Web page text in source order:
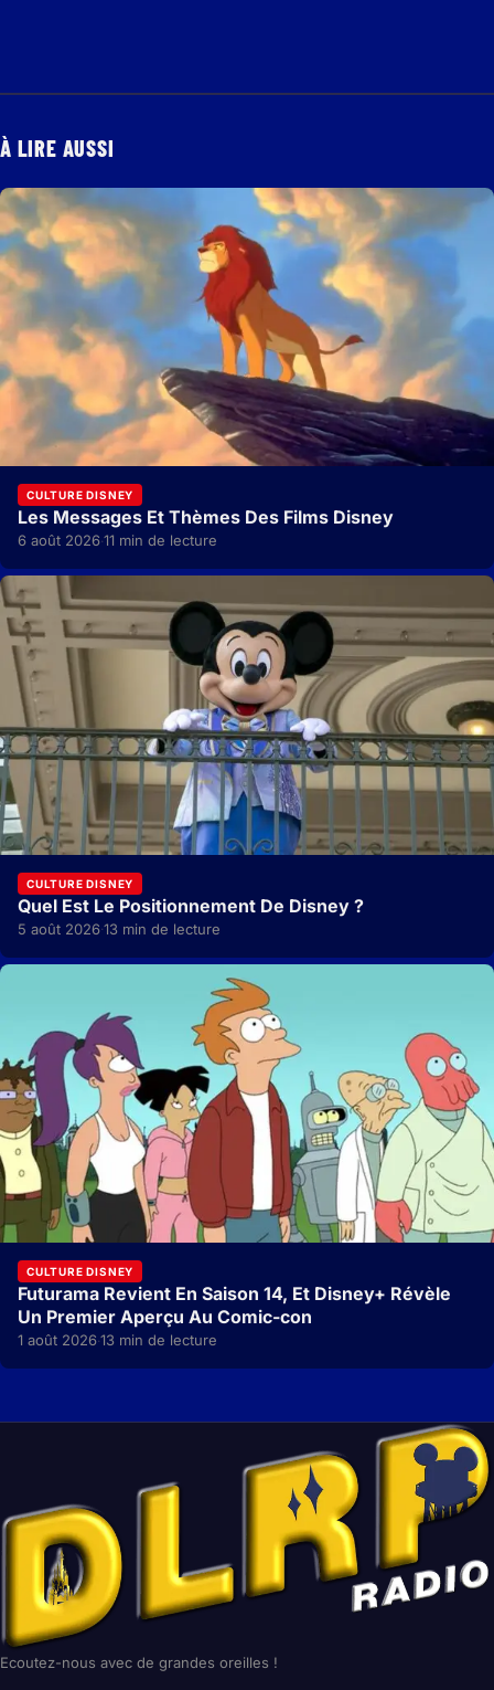
À LIRE AUSSI
CULTURE DISNEY
Les Messages Et Thèmes Des Films Disney
6 août 2026·11 min de lecture
CULTURE DISNEY
Quel Est Le Positionnement De Disney ?
5 août 2026·13 min de lecture
CULTURE DISNEY
Futurama Revient En Saison 14, Et Disney+ Révèle
Un Premier Aperçu Au Comic-con
1 août 2026·13 min de lecture
Ecoutez-nous avec de grandes oreilles !